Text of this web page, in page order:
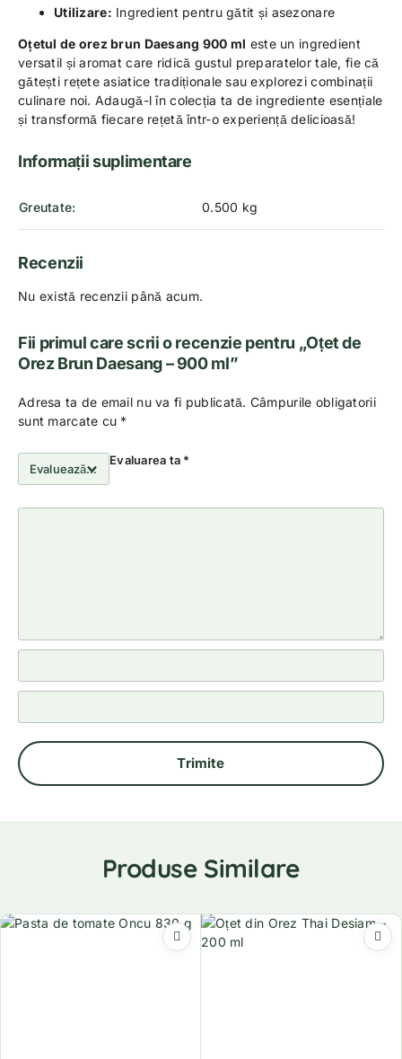
Utilizare: Ingredient pentru gătit și asezonare
Oțetul de orez brun Daesang 900 ml este un ingredient
versatil și aromat care ridică gustul preparatelor tale, fie că
gătești rețete asiatice tradiționale sau explorezi combinații
culinare noi. Adaugă-l în colecția ta de ingrediente esențiale
și transformă fiecare rețetă într-o experiență delicioasă!
Informații suplimentare
Greutate 0.500 kg
Recenzii
Nu există recenzii până acum.
Fii primul care scrii o recenzie pentru „Oțet de
Orez Brun Daesang – 900 ml”
Adresa ta de email nu va fi publicată. Câmpurile obligatorii
sunt marcate cu *
Evaluarea ta *
Produse Similare